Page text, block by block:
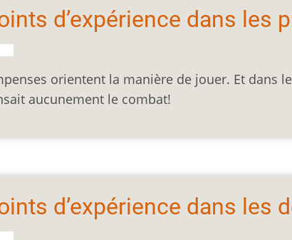
d’expérience dans les
orientent la manière de jouer. Et dans
aucunement le combat!
d’expérience dans les